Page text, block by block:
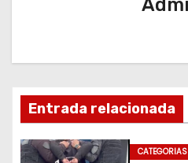
i
ó
n
Entrada relacionada
CATEGORIAS